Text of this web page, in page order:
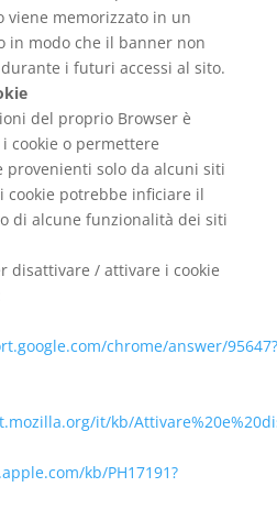
viene memorizzato in un
in modo che il banner non
i futuri accessi al sito.
del proprio Browser è
cookie o permettere
provenienti solo da alcuni siti
potrebbe inficiare il
di alcune funzionalità dei siti
disattivare / attivare i cookie
chrome/answer/95647?
it/kb/
kb/PH17191?